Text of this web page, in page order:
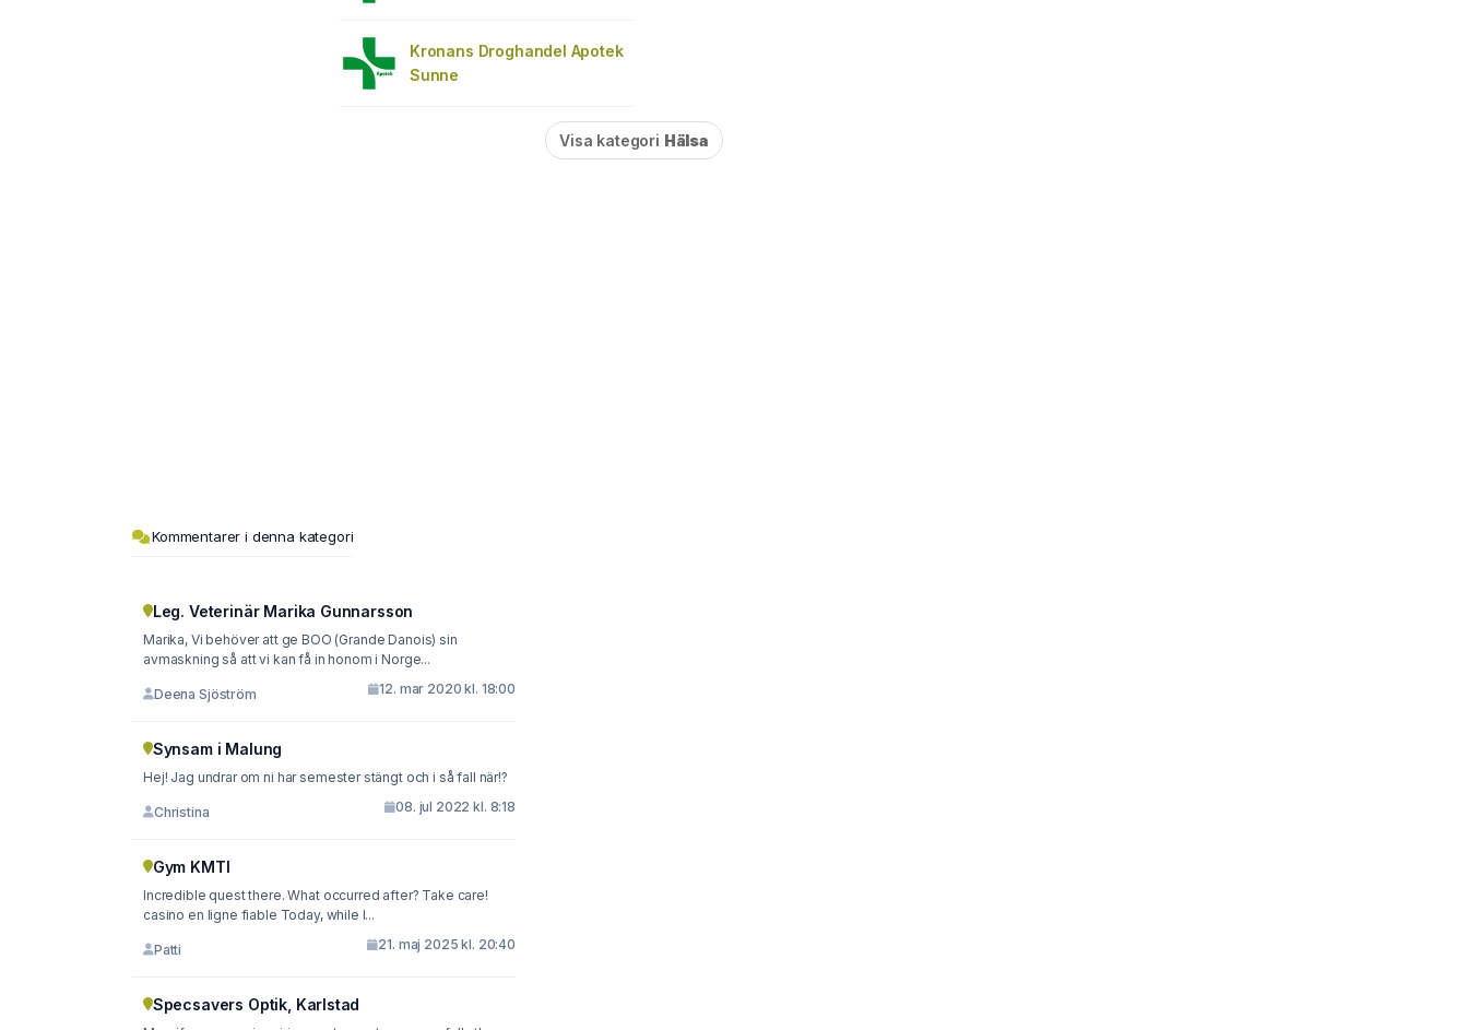
Kronans Droghandel Apotek
Sunne
Visa kategori Hälsa
Kommentarer i denna kategori
Leg. Veterinär Marika Gunnarsson
Marika, Vi behöver att ge BOO (Grande Danois) sin
avmaskning så att vi kan få in honom i Norge...
Deena Sjöström 12. mar 2020 kl. 18:00
Synsam i Malung
Hej! Jag undrar om ni har semester stängt och i så fall när!?
Christina 08. jul 2022 kl. 8:18
Gym KMTI
Incredible quest there. What occurred after? Take care!
casino en ligne fiable Today, while I...
Patti 21. maj 2025 kl. 20:40
Specsavers Optik, Karlstad